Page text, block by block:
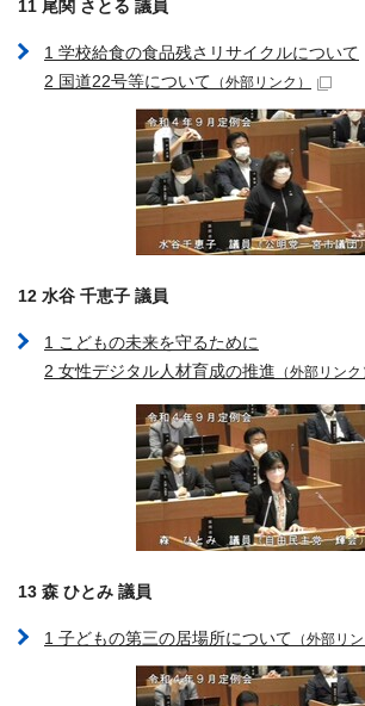
11 尾関 さとる 議員
1 学校給食の食品残さリサイクルについて
2 国道22号等について （外部リンク）
12 水谷 千恵子 議員
1 こどもの未来を守るために
2 女性デジタル人材育成の推進 （外部リンク
13 森 ひとみ 議員
1 子どもの第三の居場所について （外部リン